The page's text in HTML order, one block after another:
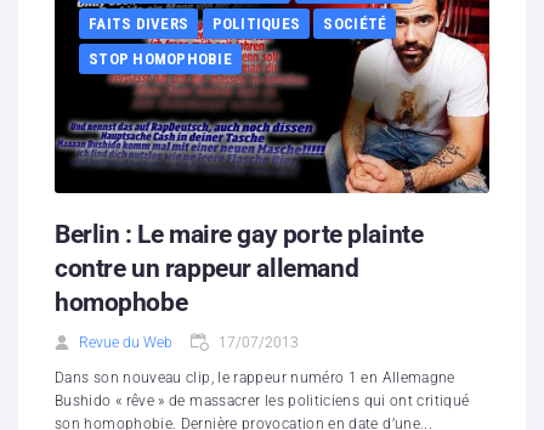
Partenaires
Hébergement solidaire
FAITS DIVERS
POLITIQUES
SOCIÉTÉ
STOP HOMOPHOBIE
Berlin : Le maire gay porte plainte
contre un rappeur allemand
homophobe
Revue du Web 17/07/2013
Dans son nouveau clip, le rappeur numéro 1 en Allemagne
Bushido « rêve » de massacrer les politiciens qui ont critiqué
son homophobie. Dernière provocation en date d’une...